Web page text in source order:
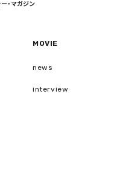
・マガジン
MOVIE
news
interview